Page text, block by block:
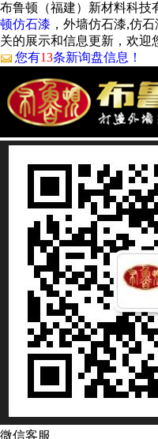
布鲁顿（福建）新材料科技
顿仿石漆 ，外墙仿石漆,仿
关的展示和信息更新，欢迎
您有13条新询盘信息！
微信客服